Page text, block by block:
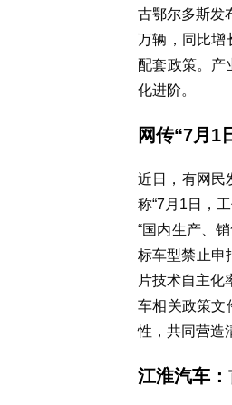
古鄂尔多斯发
万辆，同比增
配套政策。产
化进阶。
网传“7月1
近日，有网民
称“7月1日，
“国内生产、
标车型禁止申
片技术自主化
车相关政策文
性，共同营造
江淮汽车